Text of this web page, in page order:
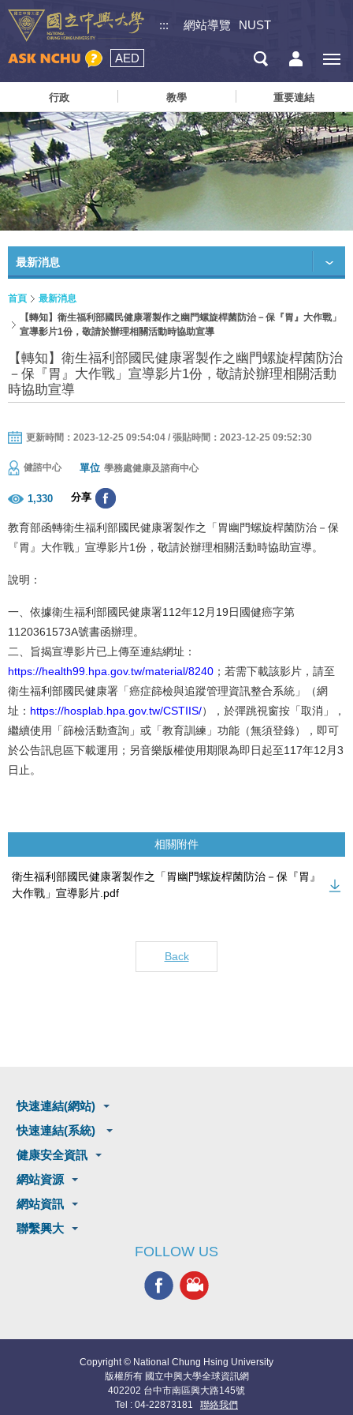
::: 網站導覽 NUST
AED
行政 教學 重要連結
最新消息
首頁
最新消息
【轉知】衛生福利部國民健康署製作之幽門螺旋桿菌防治－保『胃』大作戰」
宣導影片1份，敬請於辦理相關活動時協助宣導
【轉知】衛生福利部國民健康署製作之幽門螺旋桿菌防治
－保『胃』大作戰」宣導影片1份，敬請於辦理相關活動
時協助宣導
更新時間：2023-12-25 09:54:04 / 張貼時間：2023-12-25 09:52:30
健諮中心 單位 學務處健康及諮商中心
1,330 分享
教育部函轉衛生福利部國民健康署製作之「胃幽門螺旋桿菌防治－保
『胃』大作戰」宣導影片1份，敬請於辦理相關活動時協助宣導。
說明：
一、依據衛生福利部國民健康署112年12月19日國健癌字第
1120361573A號書函辦理。
二、旨揭宣導影片已上傳至連結網址：
https://health99.hpa.gov.tw/material/8240 ；若需下載該影片，請至
衛生福利部國民健康署「癌症篩檢與追蹤管理資訊整合系統」（網
址： https://hosplab.hpa.gov.tw/CSTIIS/），於彈跳視窗按「取消」，
繼續使用「篩檢活動查詢」或「教育訓練」功能（無須登錄），即可
於公告訊息區下載運用；另音樂版權使用期限為即日起至117年12月3
日止。
相關附件
衛生福利部國民健康署製作之「胃幽門螺旋桿菌防治－保『胃』
大作戰」宣導影片.pdf
Back
快速連結(網站)
快速連結(系統)
健康安全資訊
網站資源
網站資訊
聯繫興大
FOLLOW US
Copyright © National Chung Hsing University
版權所有 國立中興大學全球資訊網
402202 台中市南區興大路145號
Tel : 04-22873181 聯絡我們